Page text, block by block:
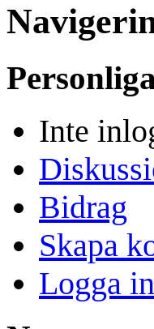
Inte
Bidrag
Skapa
Logga in